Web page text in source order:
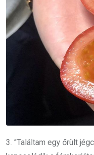
3. ”Találtam egy őrült